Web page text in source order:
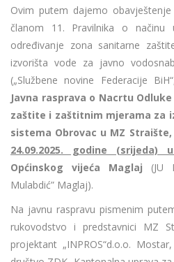
Ovim putem dajemo
članom 11. Pravilnika o načinu
određivanje zona sanitarne
izvorišta vode za javno
(„Službene novine Federacije
Javna rasprava o Nacrtu
zaštite i zaštitnim mjerama za
sistema Obrovac u MZ
24.09.2025. godine (srijeda)
Općinskog vijeća Maglaj (JU
Mulabdić” Maglaj).
Na javnu raspravu pismenim
rukovodstvo i predstavnici MZ
projektant „INPROS“d.o.o.